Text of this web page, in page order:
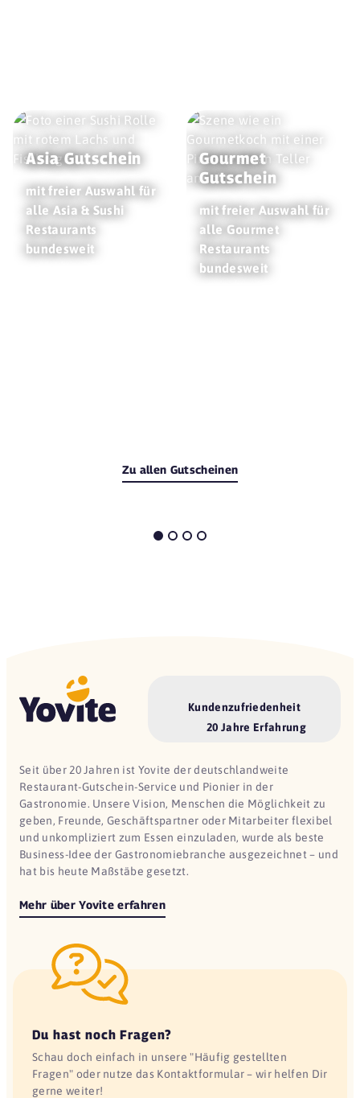
Asia Gutschein
mit freier Auswahl für
alle Asia & Sushi
Restaurants
bundesweit
Gourmet
Gutschein
mit freier Auswahl für
alle Gourmet
Restaurants
bundesweit
Zu allen Gutscheinen
Kundenzufriedenheit
20 Jahre Erfahrung
Seit über 20 Jahren ist Yovite der deutschlandweite
Restaurant-Gutschein-Service und Pionier in der
Gastronomie. Unsere Vision, Menschen die Möglichkeit zu
geben, Freunde, Geschäftspartner oder Mitarbeiter flexibel
und unkompliziert zum Essen einzuladen, wurde als beste
Business-Idee der Gastronomiebranche ausgezeichnet – und
hat bis heute Maßstäbe gesetzt.
Mehr über Yovite erfahren
Du hast noch Fragen?
Schau doch einfach in unsere "Häufig gestellten
Fragen" oder nutze das Kontaktformular – wir helfen Dir
gerne weiter!